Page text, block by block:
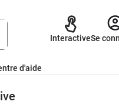
InteractiveSe
d'aide